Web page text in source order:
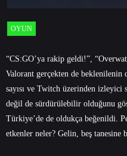
OYUN
“CS:GO’ya rakip geldi!”,
Valorant gerçekten de beklenilenin
sayısı ve Twitch üzerinden izleyici
değil de sürdürülebilir olduğunu
Türkiye’de de oldukça beğenildi.
etkenler neler? Gelin, beş tanesine